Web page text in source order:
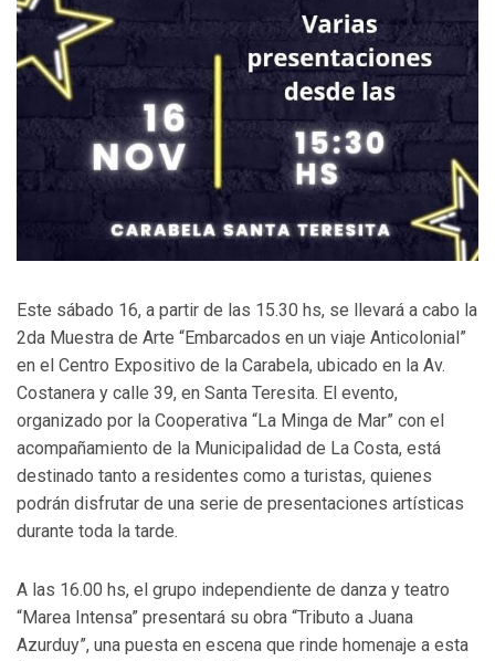
Este sábado 16, a partir de las 15.30 hs, se llevará a cabo la
2da Muestra de Arte “Embarcados en un viaje Anticolonial”
en el Centro Expositivo de la Carabela, ubicado en la Av.
Costanera y calle 39, en Santa Teresita. El evento,
organizado por la Cooperativa “La Minga de Mar” con el
acompañamiento de la Municipalidad de La Costa, está
destinado tanto a residentes como a turistas, quienes
podrán disfrutar de una serie de presentaciones artísticas
durante toda la tarde.
A las 16.00 hs, el grupo independiente de danza y teatro
“Marea Intensa” presentará su obra “Tributo a Juana
Azurduy”, una puesta en escena que rinde homenaje a esta